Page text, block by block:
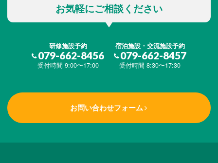
お気軽にご相談ください
研修施設予約
079-662-8456
受付時間 9:00〜17:00
宿泊施設・交流施設予約
079-662-8457
受付時間 8:30〜17:30
お問い合わせフォーム